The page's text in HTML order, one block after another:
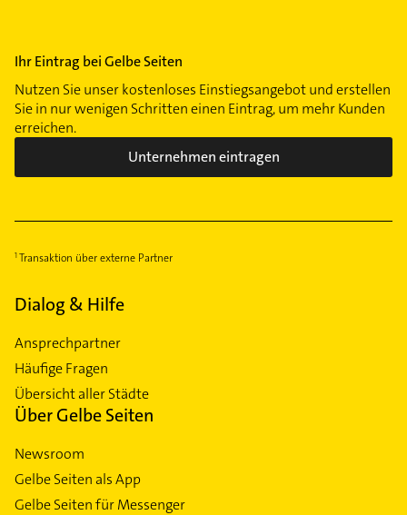
Ihr Eintrag bei Gelbe Seiten
Nutzen Sie unser kostenloses Einstiegsangebot und erstellen
Sie in nur wenigen Schritten einen Eintrag, um mehr Kunden
erreichen.
Unternehmen eintragen
Transaktion über externe Partner
Dialog & Hilfe
Ansprechpartner
Häufige Fragen
Übersicht aller Städte
Über Gelbe Seiten
Newsroom
Gelbe Seiten als App
Gelbe Seiten für Messenger